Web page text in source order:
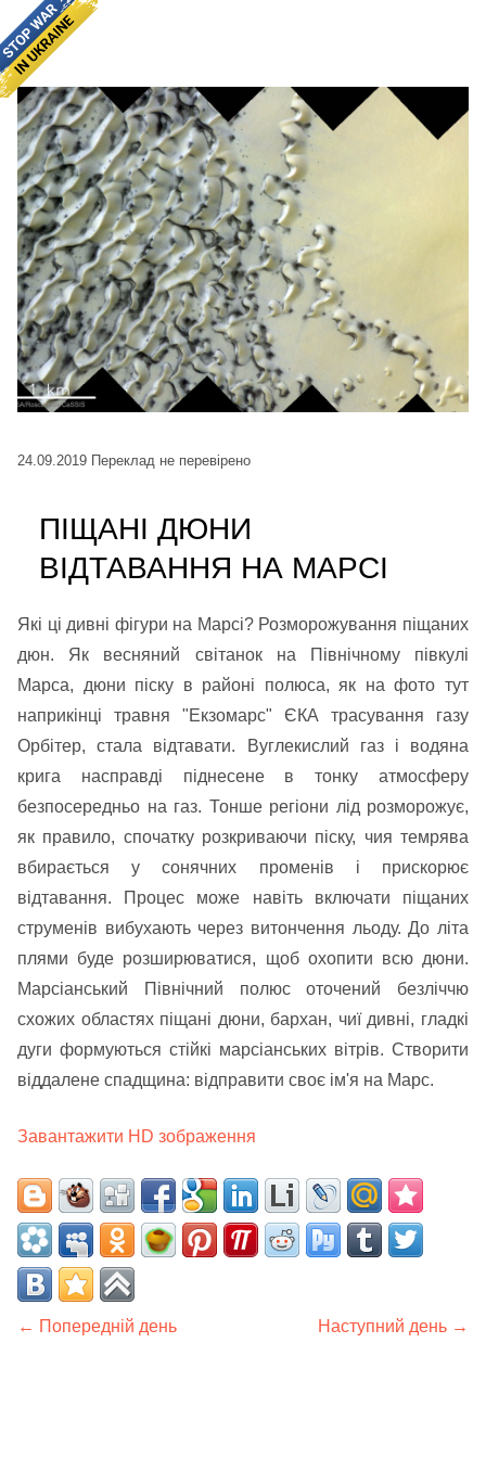
24.09.2019 Переклад не перевірено
ПІЩАНІ ДЮНИ
ВІДТАВАННЯ НА МАРСІ
Які ці дивні фігури на Марсі? Розморожування піщаних
дюн. Як весняний світанок на Північному півкулі
Марса, дюни піску в районі полюса, як на фото тут
наприкінці травня "Екзомарс" ЄКА трасування газу
Орбітер, стала відтавати. Вуглекислий газ і водяна
крига насправді піднесене в тонку атмосферу
безпосередньо на газ. Тонше регіони лід розморожує,
як правило, спочатку розкриваючи піску, чия темрява
вбирається у сонячних променів і прискорює
відтавання. Процес може навіть включати піщаних
струменів вибухають через витончення льоду. До літа
плями буде розширюватися, щоб охопити всю дюни.
Марсіанський Північний полюс оточений безліччю
схожих областях піщані дюни, бархан, чиї дивні, гладкі
дуги формуються стійкі марсіанських вітрів. Створити
віддалене спадщина: відправити своє ім'я на Марс.
Завантажити HD зображення
← Попередній день Наступний день →